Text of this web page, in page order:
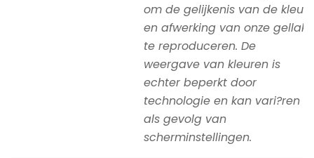
om de gelijkenis van de kleur
en afwerking van onze gellak
te reproduceren. De
weergave van kleuren is
echter beperkt door
technologie en kan vari?ren
als gevolg van
scherminstellingen.